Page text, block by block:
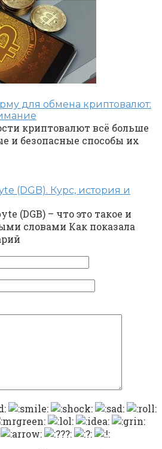
для обмена криптовалют:
криптовалют всё больше
и безопасные способы их
(DGB). Курс, история и
(DGB) – что это такое и
словами Как показала